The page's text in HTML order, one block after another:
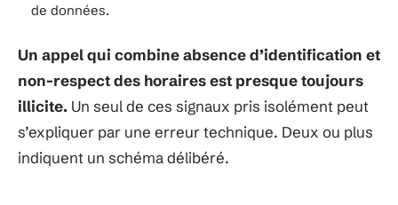
de données.
Un appel qui combine absence d’identification et
non-respect des horaires est presque toujours
illicite. Un seul de ces signaux pris isolément peut
s’expliquer par une erreur technique. Deux ou plus
indiquent un schéma délibéré.